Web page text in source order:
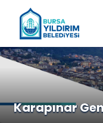
Karapınar